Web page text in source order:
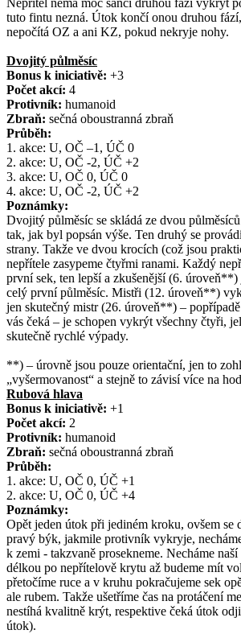
Nepřítel nemá moc šancí druhou fázi vykrýt
tuto fintu nezná. Útok končí onou druhou
nepočítá OZ a ani KZ, pokud nekryje nohy.
Dvojitý půlměsíc
Bonus k iniciativě: +3
Počet akcí: 4
Protivník: humanoid
Zbraň: sečná oboustranná zbraň
Průběh:
1. akce: U, OČ –1, ÚČ 0
2. akce: U, OČ -2, ÚČ +2
3. akce: U, OČ 0, ÚČ 0
4. akce: U, OČ -2, ÚČ +2
Poznámky:
Dvojitý půlměsíc se skládá ze dvou
tak, jak byl popsán výše. Ten druhý se
strany. Takže ve dvou krocích (což jsou
nepřítele zasypeme čtyřmi ranami. Každý
první sek, ten lepší a zkušenější (6.
celý první půlměsíc. Mistři (12. úroveň**)
jen skutečný mistr (26. úroveň**) –
vás čeká – je schopen vykrýt všechny čtyři,
skutečně rychlé výpady.
**) – úrovně jsou pouze orientační, jen to
„vyšermovanost“ a stejně to závisí více na
Rubová hlava
Bonus k iniciativě: +1
Počet akcí: 2
Protivník: humanoid
Zbraň: sečná oboustranná zbraň
Průběh:
1. akce: U, OČ 0, ÚČ +1
2. akce: U, OČ 0, ÚČ +4
Poznámky:
Opět jeden útok při jediném kroku, ovšem se
pravý býk, jakmile protivník vykryje,
k zemi - takzvaně prosekneme. Necháme
délkou po nepřítelově krytu až budeme mít
přetočíme ruce a v kruhu pokračujeme sek
ale rubem. Takže ušetříme čas na protáčení
nestíhá kvalitně krýt, respektive čeká útok
útok).